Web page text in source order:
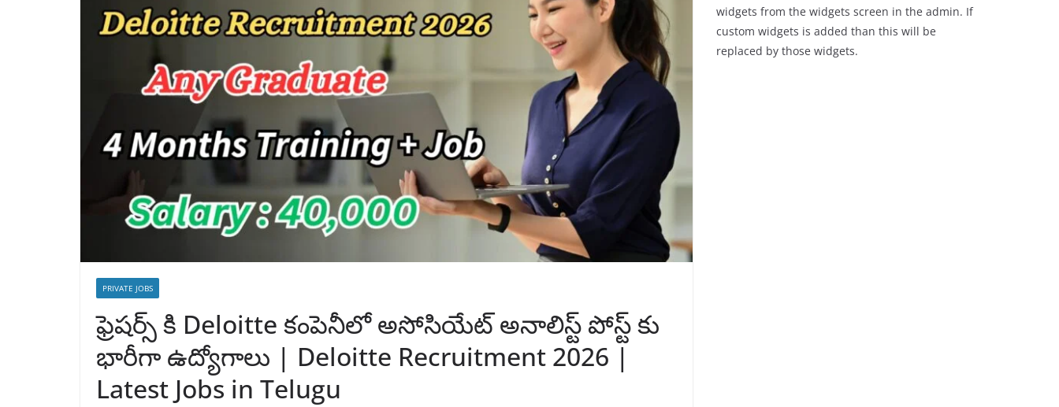
PRIVATE JOBS
ఫ్రెషర్స్ కి Deloitte కంపెనీలో అసోసియేట్ అనాలిస్ట్ పోస్ట్ కు
భారీగా ఉద్యోగాలు | Deloitte Recruitment 2026 |
Latest Jobs in Telugu
widgets from the widgets screen in the admin. If
custom widgets is added than this will be
replaced by those widgets.